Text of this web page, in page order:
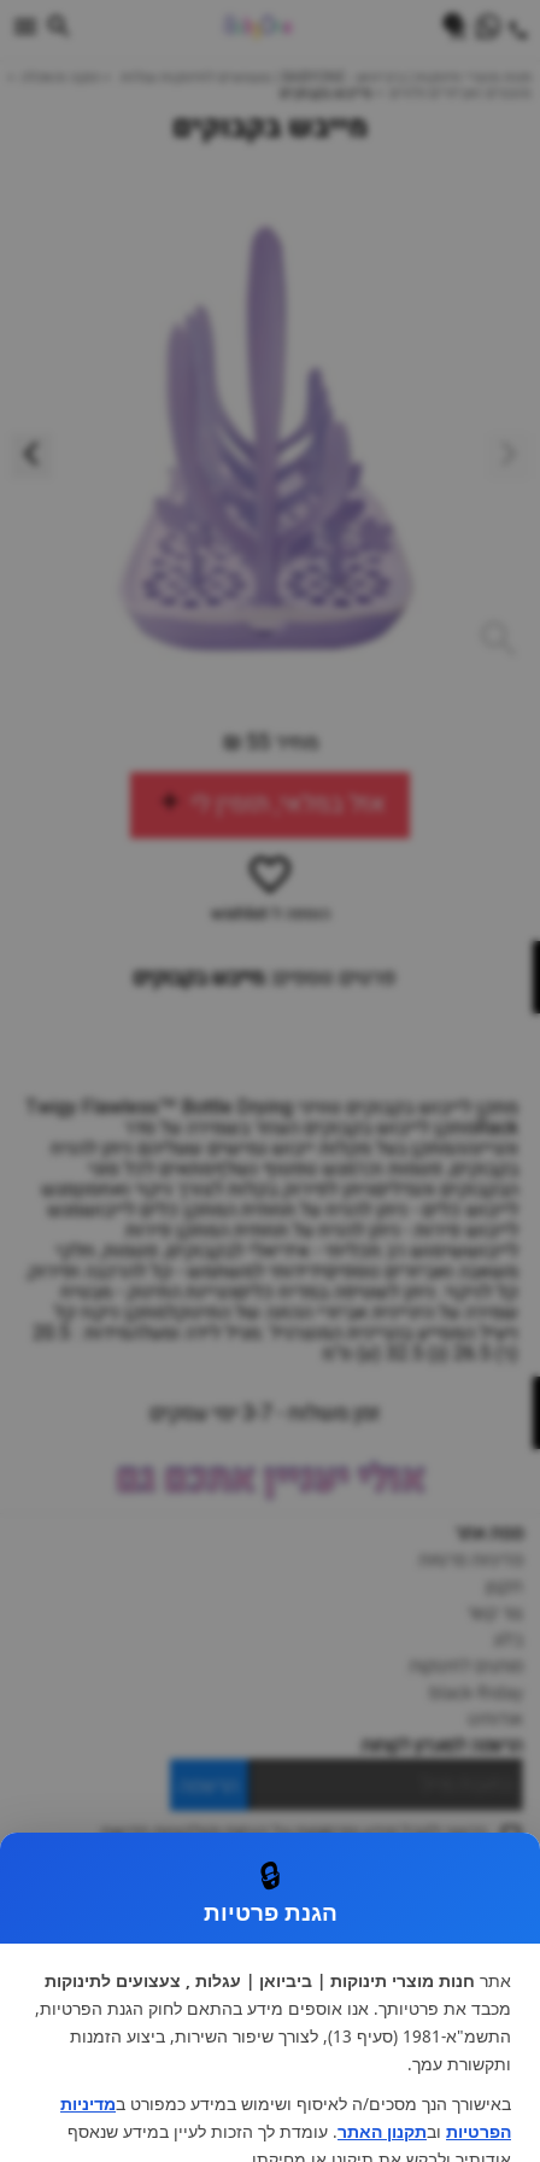
מייבש בקבוקים
מחיר 55 ₪
אזל במלאי, תזמין לי
הוספה ל-wishlist
פרטים נוספים:מייבש בקבוקים
מתקן לייבוש בקבוקים טוויגי Twigy Flawless™ Bottle Drying
Rackמתקן לייבוש בקבוקים העוזר בשמירה על סדר
והגיינההמתקן בעל מקלות ייבוש גמישים שעליהם ניתן להניח
בקבוקים, פטמות וכו'מגש טפטוף נשלףמתאים לכל סוגי
הבקבוקים והגדליםניתן לפירוק בקלות לצורך ניקוי ואחסוןמגש
לייבוש כלים - ניתן להניח על תחתית המתקן כלים לייבושמגש
לייבוש פירות - ניתן להניח על תחתית המתקן פירות
לייבוששימוש רב תכליתי - אידיאלי לבקבוקים, פטמות, חלקי
משאבה ואביזרים נוספיםידידותי למשתמש - קל להרכבה ופירוק.
קל לניקוי. ניתן לשטיפה במדיח כליםהגיינת התינוק - מבטיח
שמירה על היגיינית אביזרי ההזנה של התינוקלמתקן ניקוז קל
ויעיל המסייע בהגיינית המוצרגיל :מגיל לידה ומעלהמידות : 20.5
זמן משלוח - 3-7 ימי עסקים
אולי יעניין אתכם גם
מפת אתר
צור קשר
מותגים לתינוקות
black-friday
אודותינו
הרשמה למועדון לקוחות
הרשמה
ברצוני לקבל מידע ופרסומות על הנחות וקולקציות חדשות
עגלות וטיולונים
כיסא בטיחות ואביזרים
ריהוט לתינוקות
מצעים למיטת תינוק וטקסטיל
צעצועי ילדים
על גלגלים
הנקה והאכלה
מוצרי אמבטיה
מוזמנים לבקר אותנו:
🔒
הגנת פרטיות
אתר חנות מוצרי תינוקות | ביביואן | עגלות , צעצועים לתינוקות
מכבד את פרטיותך. אנו אוספים מידע בהתאם לחוק הגנת הפרטיות,
התשמ"א-1981 (סעיף 13), לצורך שיפור השירות, ביצוע הזמנות
ותקשורת עמך.
באישורך הנך מסכים/ה לאיסוף ושימוש במידע כמפורט במדיניות
הפרטיות ובתקנון האתר. עומדת לך הזכות לעיין במידע שנאסף